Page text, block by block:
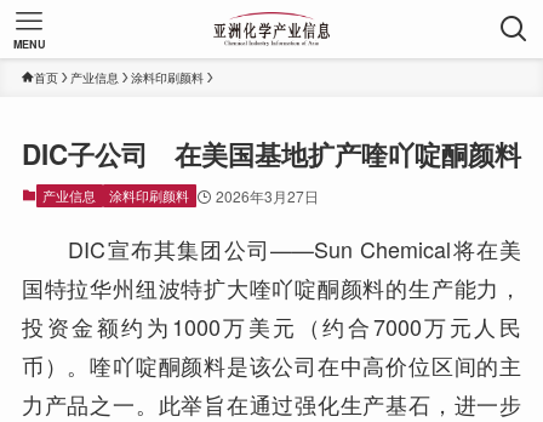
MENU
首页 产业信息 涂料印刷颜料
DIC子公司 在美国基地扩产喹吖啶酮颜料
产业信息 涂料印刷颜料 2026年3月27日
DIC宣布其集团公司——Sun Chemical将在美
国特拉华州纽波特扩大喹吖啶酮颜料的生产能力，
投资金额约为1000万美元（约合7000万元人民
币）。喹吖啶酮颜料是该公司在中高价位区间的主
力产品之一。此举旨在通过强化生产基石，进一步